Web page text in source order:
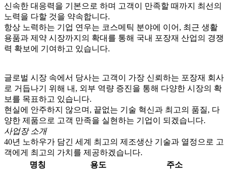
신속한 대응력을 기본으로 하며 고객이 만족할 때까지 최선의
노력을 다할 것을 약속합니다.
항상 노력하는 기업 연우는 코스메틱 분야에 이어, 최근 생활
용품과 제약 시장까지의 확대를 통해 국내 포장재 산업의 경쟁
력 확보에 기여하고 있습니다.
글로벌 시장 속에서 당사는 고객이 가장 신뢰하는 포장재 회사
로 거듭나기 위해 내, 외부 역량 증진을 통해 다양한 시장의 확
보를 목표하고 있습니다.
현실에 안주하지 않으며, 끝없는 기술 혁신과 최고의 품질, 다
양한 제품으로 고객 만족을 실현하는 기업이 되겠습니다.
사업장 소개
40년 노하우가 담긴 세계 최고의 제조생산 기술과 열정으로 고
객에게 최고의 가치를 제공하겠습니다.
명칭
용도 주소